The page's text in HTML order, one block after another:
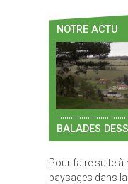
NOTRE ACTU
BALADES
Pour faire suite
paysages dans